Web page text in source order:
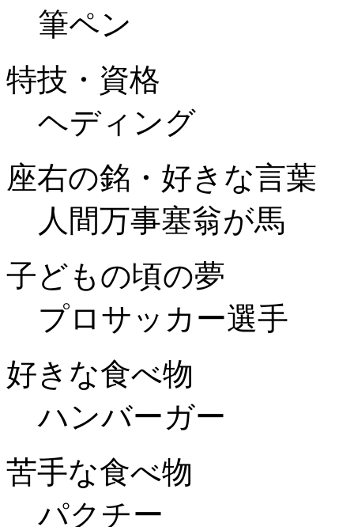
筆ペン
特技・資格
ヘディング
座右の銘・好きな言葉
人間万事塞翁が馬
子どもの頃の夢
プロサッカー選手
好きな食べ物
ハンバーガー
苦手な食べ物
パクチー